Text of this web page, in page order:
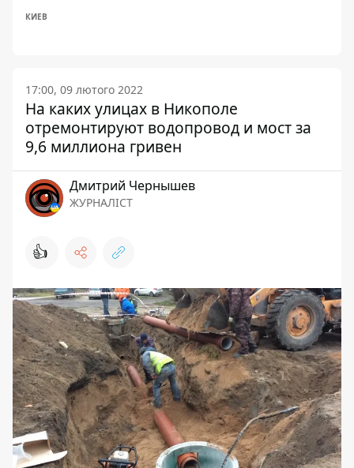
КИЕВ
17:00, 09 лютого 2022
На каких улицах в Никополе
отремонтируют водопровод и мост за
9,6 миллиона гривен
Дмитрий Чернышев
ЖУРНАЛІСТ
👍